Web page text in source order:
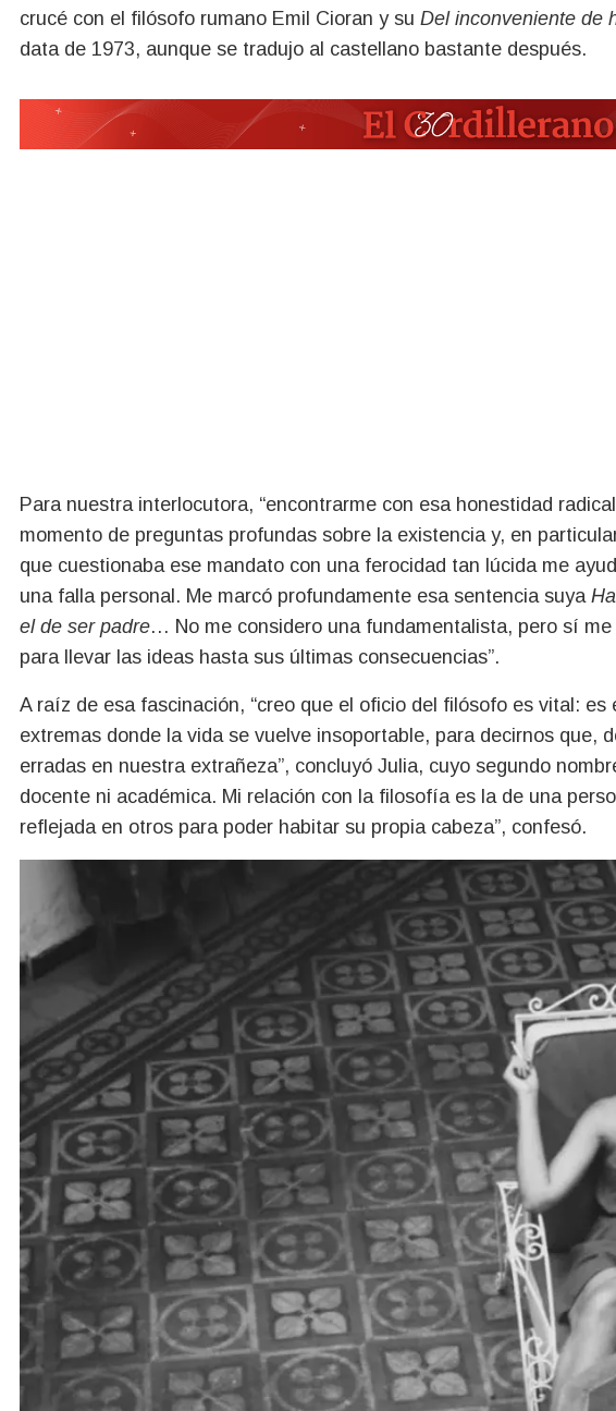
crucé con el filósofo rumano Emil Cioran y su Del inconveniente de
data de 1973, aunque se tradujo al castellano bastante después.
Para nuestra interlocutora, “encontrarme con esa honestidad
momento de preguntas profundas sobre la existencia y, en
que cuestionaba ese mandato con una ferocidad tan lúcida me
una falla personal. Me marcó profundamente esa sentencia suya
el de ser padre… No me considero una fundamentalista, pero sí
para llevar las ideas hasta sus últimas consecuencias”.
A raíz de esa fascinación, “creo que el oficio del filósofo es vital:
extremas donde la vida se vuelve insoportable, para decirnos que,
erradas en nuestra extrañeza”, concluyó Julia, cuyo segundo
docente ni académica. Mi relación con la filosofía es la de una
reflejada en otros para poder habitar su propia cabeza”, confesó.